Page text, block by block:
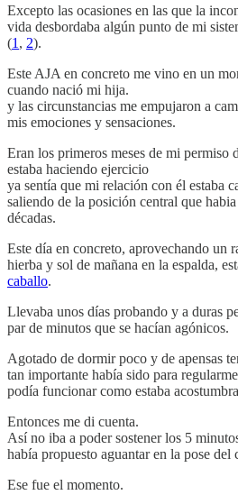
Excepto las ocasiones en las que la
vida desbordaba algún punto de mi
(1 , 2).
Este AJA en concreto me vino en un
cuando nació mi hija.
y las circunstancias me empujaron a
mis emociones y sensaciones.
Eran los primeros meses de mi permiso
estaba haciendo ejercicio
ya sentía que mi relación con él estaba
saliendo de la posición central que
décadas.
Este día en concreto, aprovechando un
hierba y sol de mañana en la espalda,
caballo.
Llevaba unos días probando y a duras
par de minutos que se hacían agónicos.
Agotado de dormir poco y de apensas
tan importante había sido para
podía funcionar como estaba
Entonces me di cuenta.
Así no iba a poder sostener los 5
había propuesto aguantar en la pose del
Ese fue el momento.